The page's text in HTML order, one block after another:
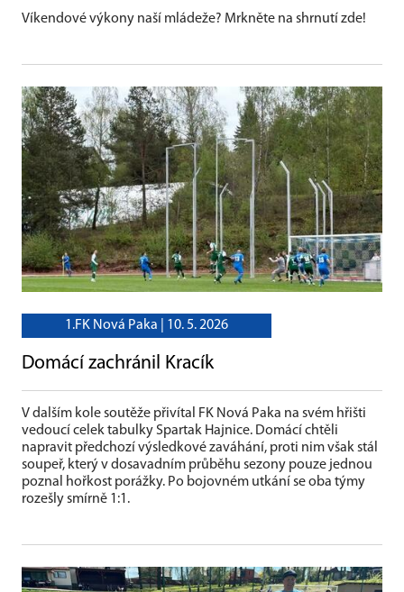
Víkendové výkony naší mládeže? Mrkněte na shrnutí zde!
1.FK Nová Paka | 10. 5. 2026
Domácí zachránil Kracík
V dalším kole soutěže přivítal FK Nová Paka na svém hřišti
vedoucí celek tabulky Spartak Hajnice. Domácí chtěli
napravit předchozí výsledkové zaváhání, proti nim však stál
soupeř, který v dosavadním průběhu sezony pouze jednou
poznal hořkost porážky. Po bojovném utkání se oba týmy
rozešly smírně 1:1.